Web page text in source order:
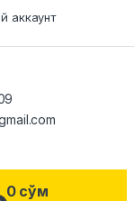
аккаунт
0 сўм